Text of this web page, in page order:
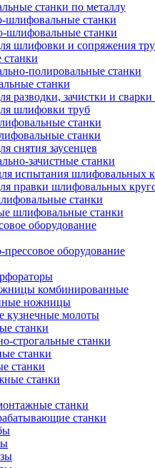
станки по металлу
шлифовальные станки
шлифовальные станки
шлифовки и сопряжения
станки
полировальные станки
станки
разводки, зачистки и сварки
шлифовки труб
станки
станки
снятия заусенцев
зачистные станки
испытания шлифовальных
правки шлифовальных
станки
шлифовальные станки
оборудование
прессовое оборудование
комбинированные
ножницы
кузнечные молоты
станки
строгальные станки
станки
станки
станки
станки
станки